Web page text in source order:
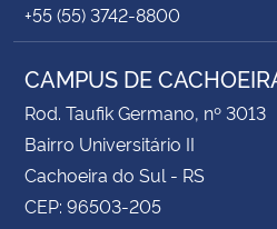
+55 (55) 3742-8800
CAMPUS DE
Rod. Taufik Germano, nº 3013
Bairro Universitário II
Cachoeira do Sul - RS
CEP: 96503-205